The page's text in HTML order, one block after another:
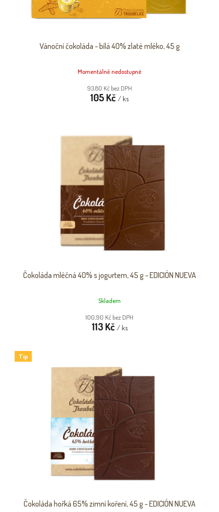
Vánoční čokoláda - bílá 40% zlaté mléko, 45 g
Momentálně nedostupné
93,80 Kč bez DPH
105 Kč / ks
Čokoláda mléčná 40% s jogurtem, 45 g - EDICIÓN NUEVA
Skladem
100,90 Kč bez DPH
113 Kč / ks
Tip
Čokoláda hořká 65% zimní koření, 45 g - EDICIÓN NUEVA